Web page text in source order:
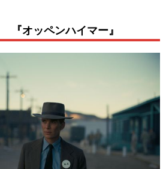
オッペンハイマー』